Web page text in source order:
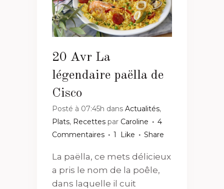
20 Avr La
légendaire paëlla de
Cisco
Posté à 07:45h dans Actualités,
Plats, Recettes par Caroline
4
Commentaires
1 Like Share
La paëlla, ce mets délicieux
a pris le nom de la poêle,
dans laquelle il cuit